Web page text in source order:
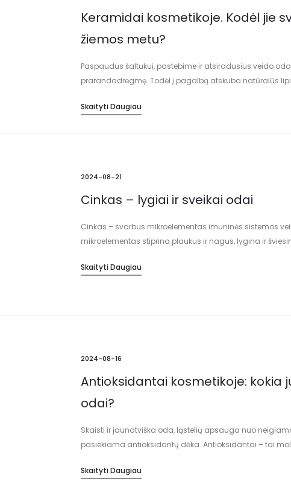
Keramidai kosmetikoje. Kodėl jie
žiemos metu?
Paspaudus šaltukui, pastebime ir atsiradusius veido
prarandadrėgmę. Todėl į pagalbą atskuba natūralūs
Skaityti Daugiau
2024-08-21
Cinkas – lygiai ir sveikai odai
Cinkas – svarbus mikroelementas imuninės sistemos
mikroelementas stiprina plaukus ir nagus, lygina ir
Skaityti Daugiau
2024-08-16
Antioksidantai kosmetikoje: kokia
odai?
Skaisti ir jaunatviška oda, ląstelių apsauga nuo
pasiekiama antioksidantų dėka. Antioksidantai – tai
Skaityti Daugiau